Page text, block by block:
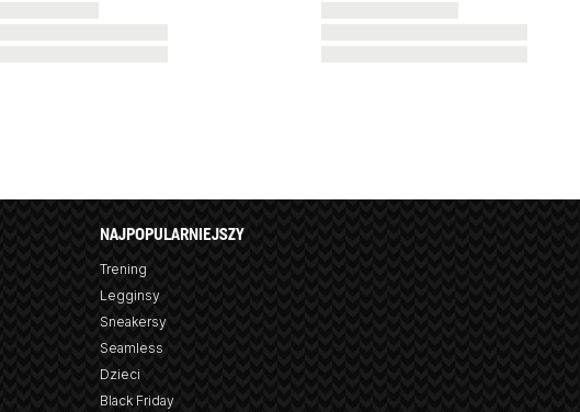
NAJPOPULARNIEJSZY
Trening
Legginsy
Sneakersy
Seamless
Dzieci
Black Friday